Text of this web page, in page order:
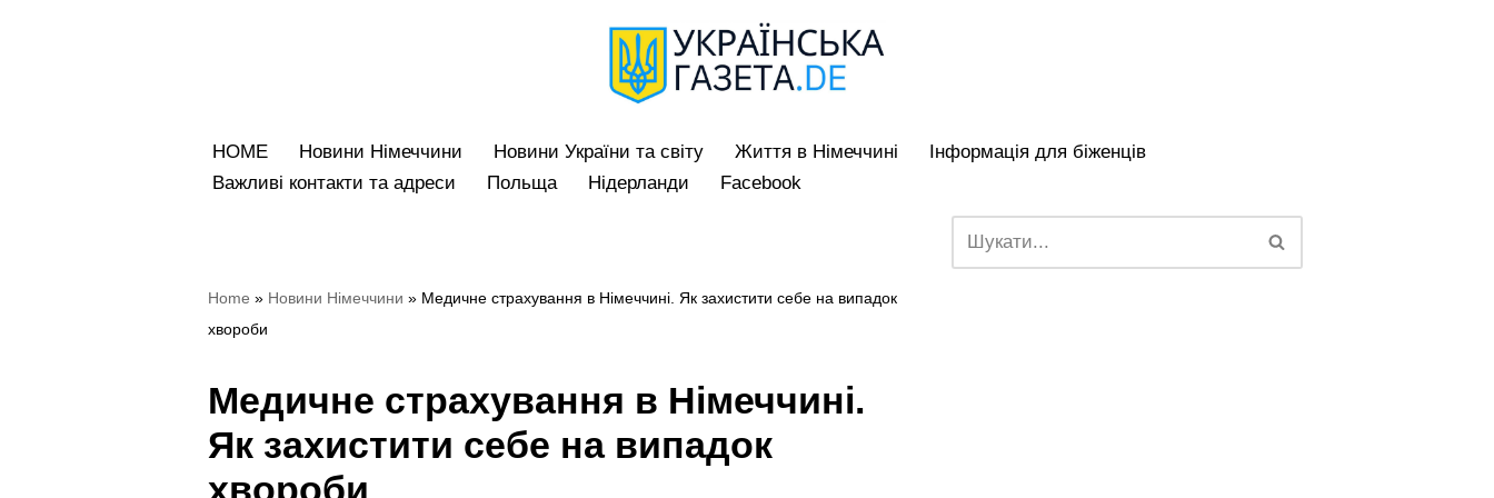
HOME
Новини Німеччини Hовини України та світу Життя в Німеччині
Iнформація для біженців
Bажливі контакти та адреси
Польща Нідерланди Facebook
Home » Новини Німеччини » Медичне страхування в Німеччині. Як захистити себе на випадок
хвороби
Медичне страхування в Німеччині.
Як захистити себе на випадок
хвороби